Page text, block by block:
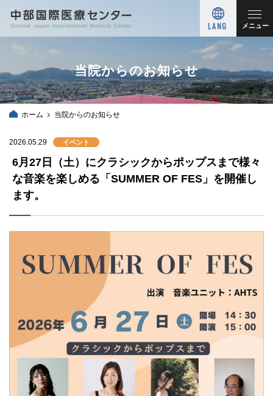
LANG メニュー
当院からのお知らせ
ホーム 当院からのお知らせ
2026.05.29 イベント
6月27日（土）にクラシックからポップスまで様々
な音楽を楽しめる「SUMMER OF FES」を開催し
ます。